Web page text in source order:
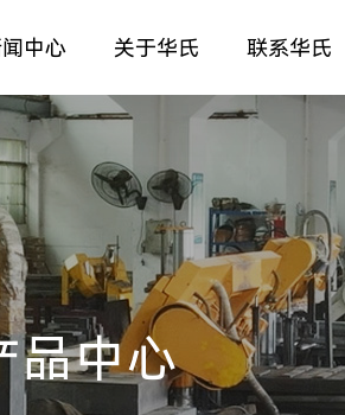
中心 关于华氏 联系华氏
品中心